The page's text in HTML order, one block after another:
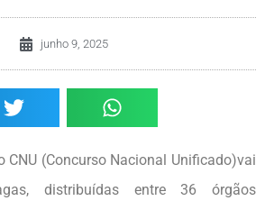
junho 9, 2025
CNU (Concurso Nacional Unificado)vai
distribuídas entre 36 órgãos